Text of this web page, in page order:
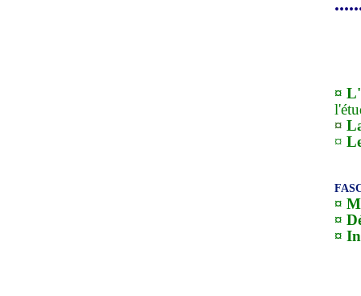
¤ L'
¤
¤
¤
¤
¤